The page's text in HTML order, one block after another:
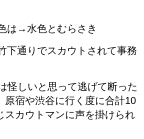
は→水色とむらさき
下通りでスカウトされて事務
怪しいと思って逃げて断った
原宿や渋谷に行く度に合計10
スカウトマンに声を掛けられ